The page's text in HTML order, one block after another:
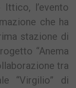
l’evento
che ha
stazione di
“Anema
tra
“Virgilio” di